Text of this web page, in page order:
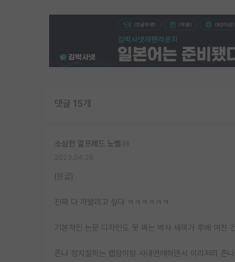
댓글 15개
소심한 알프레드 노벨
(원글)
진짜 다 까발리고 싶다 ㅋㅋㅋㅋㅋㅋ
기본적인 논문 디자인도 못 짜는 박사 새끼가 후배 여친
존나 정치질하는 랩장이랑 사내연애하면서 이리저리 존